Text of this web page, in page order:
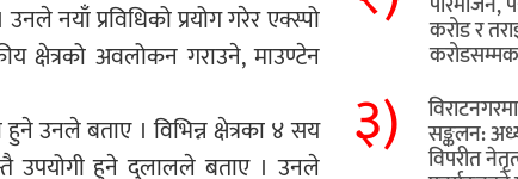
नयाँ प्रविधिको प्रयोग गरेर एक्स्पो
क्षेत्रको अवलोकन गराउने, माउण्टेन
उनले बताए । विभिन्न क्षेत्रका ४ सय
उपयोगी हुने दुलालले बताए । उनले
करोड र
३) सङ्कलन:
विपरीत